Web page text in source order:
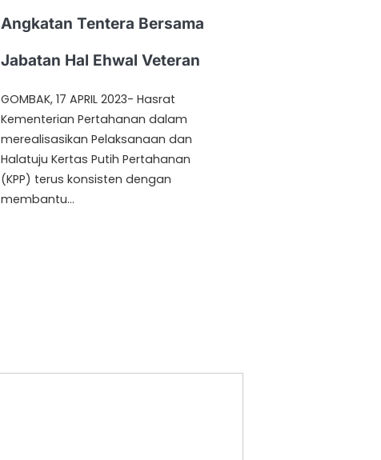
Angkatan Tentera Bersama
Jabatan Hal Ehwal Veteran
GOMBAK, 17 APRIL 2023- Hasrat
Kementerian Pertahanan dalam
merealisasikan Pelaksanaan dan
Halatuju Kertas Putih Pertahanan
(KPP) terus konsisten dengan
membantu…